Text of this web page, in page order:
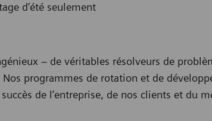
d’été seulement
– de véritables résolveurs de
programmes de rotation et de
de l’entreprise, de nos clients et du